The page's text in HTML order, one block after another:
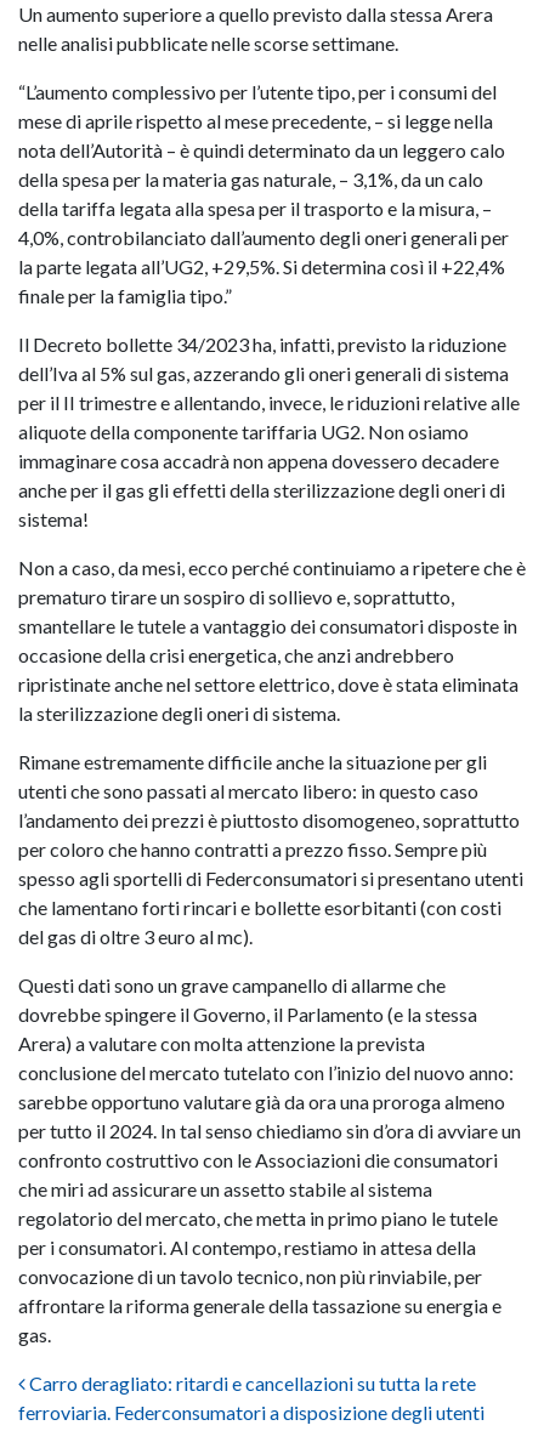
Un aumento superiore a quello previsto dalla stessa Arera
nelle analisi pubblicate nelle scorse settimane.
“L’aumento complessivo per l’utente tipo, per i consumi del
mese di aprile rispetto al mese precedente, – si legge nella
nota dell’Autorità – è quindi determinato da un leggero calo
della spesa per la materia gas naturale, – 3,1%, da un calo
della tariffa legata alla spesa per il trasporto e la misura, –
4,0%, controbilanciato dall’aumento degli oneri generali per
la parte legata all’UG2, +29,5%. Si determina così il +22,4%
finale per la famiglia tipo.”
Il Decreto bollette 34/2023 ha, infatti, previsto la riduzione
dell’Iva al 5% sul gas, azzerando gli oneri generali di sistema
per il II trimestre e allentando, invece, le riduzioni relative alle
aliquote della componente tariffaria UG2. Non osiamo
immaginare cosa accadrà non appena dovessero decadere
anche per il gas gli effetti della sterilizzazione degli oneri di
sistema!
Non a caso, da mesi, ecco perché continuiamo a ripetere che è
prematuro tirare un sospiro di sollievo e, soprattutto,
smantellare le tutele a vantaggio dei consumatori disposte in
occasione della crisi energetica, che anzi andrebbero
ripristinate anche nel settore elettrico, dove è stata eliminata
la sterilizzazione degli oneri di sistema.
Rimane estremamente difficile anche la situazione per gli
utenti che sono passati al mercato libero: in questo caso
l’andamento dei prezzi è piuttosto disomogeneo, soprattutto
per coloro che hanno contratti a prezzo fisso. Sempre più
spesso agli sportelli di Federconsumatori si presentano utenti
che lamentano forti rincari e bollette esorbitanti (con costi
del gas di oltre 3 euro al mc).
Questi dati sono un grave campanello di allarme che
dovrebbe spingere il Governo, il Parlamento (e la stessa
Arera) a valutare con molta attenzione la prevista
conclusione del mercato tutelato con l’inizio del nuovo anno:
sarebbe opportuno valutare già da ora una proroga almeno
per tutto il 2024. In tal senso chiediamo sin d’ora di avviare un
confronto costruttivo con le Associazioni die consumatori
che miri ad assicurare un assetto stabile al sistema
regolatorio del mercato, che metta in primo piano le tutele
per i consumatori. Al contempo, restiamo in attesa della
convocazione di un tavolo tecnico, non più rinviabile, per
affrontare la riforma generale della tassazione su energia e
gas.
Post navigation
Carro deragliato: ritardi e cancellazioni su tutta la rete
ferroviaria. Federconsumatori a disposizione degli utenti